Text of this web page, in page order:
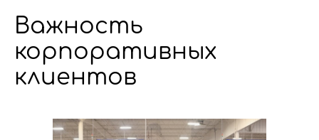
Важность
корпоративных
клиентов